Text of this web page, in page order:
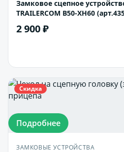
Замковое сцепное
TRAILERCOM B50-XH60
2 900 ₽
Скидка
Подробнее
ЗАМКОВЫЕ УСТРОЙСТВА